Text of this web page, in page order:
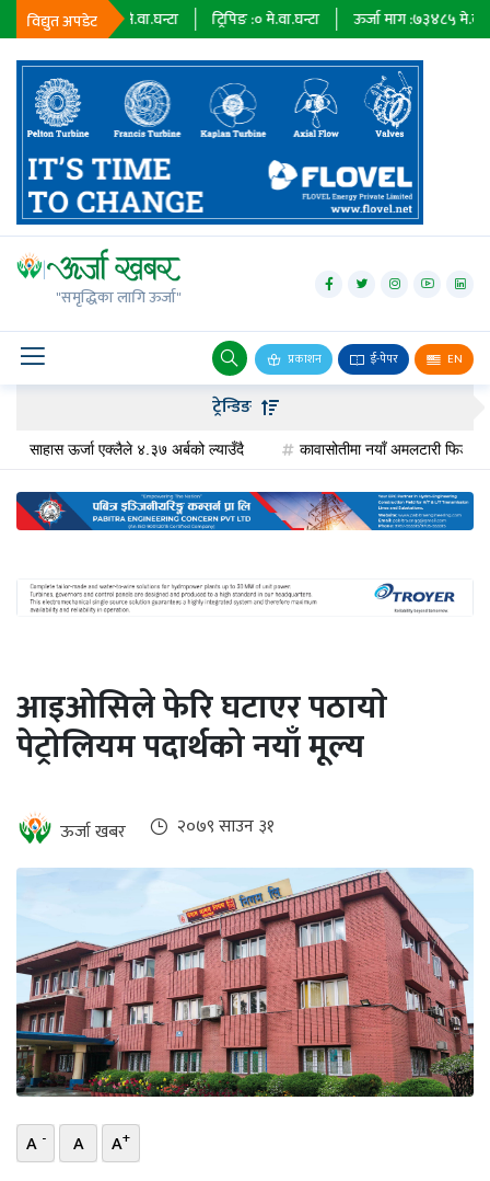
विद्युत अपडेट
:२३६७९मे.वा.घन्टा ट्रिपिङ : ०मे.वा.घन्टा ऊर्जा माग :७३४८५मे.वा.घन्टा
"समृद्धिका लागि ऊर्जा"
प्रकाशन ई-पेपर EN
जलविद्युत्
सोलार
वायु
बायोग्यास
पेट्रोलियम
अन्तर्राष्ट्रिय
ऊर्जा
दक्षता
खबर
हरित
इभी
सम्पादकीय
बैंक
पर्यटन
भिडियो
छापा
खोज
प्रोफाइल
ट्रेन्डिङ
ऊर्जा एक्लैले ४.३७ अर्बको ल्याउँदै कावासोतीमा नयाँ अमलटारी फिडर
आइओसिले फेरि घटाएर पठायाे
पेट्रोलियम पदार्थको नयाँ मूल्य
ऊर्जा खबर २०७९ साउन ३१
A - A A+